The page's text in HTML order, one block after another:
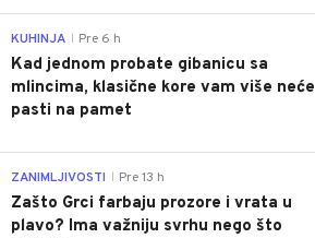
KUHINJA Pre 6 h
Kad jednom probate gibanicu sa
mlincima, klasične kore vam više neće
pasti na pamet
ZANIMLJIVOSTI Pre 13 h
Zašto Grci farbaju prozore i vrata u
plavo? Ima važniju svrhu nego što